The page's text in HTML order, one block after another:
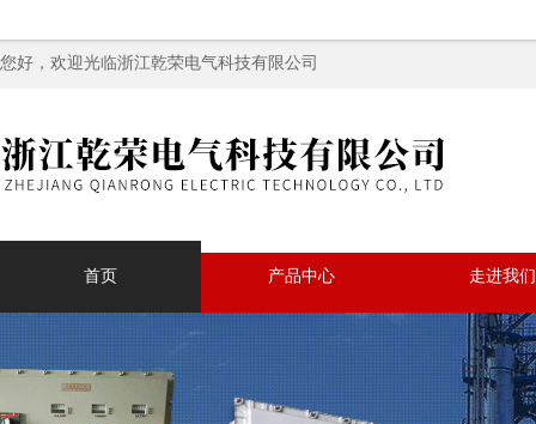
您好，欢迎光临浙江乾荣电气科技有限公司
首页 产品中心 走进我们